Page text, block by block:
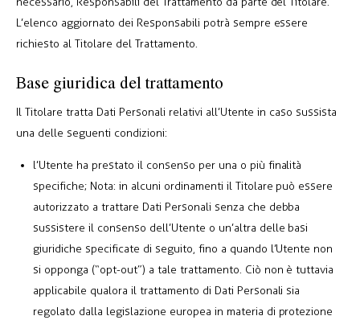
L’elenco aggiornato dei Responsabili potrà sempre essere
richiesto al Titolare del Trattamento.
Base giuridica del trattamento
Il Titolare tratta Dati Personali relativi all’Utente in caso sussista
una delle seguenti condizioni:
l’Utente ha prestato il consenso per una o più finalità
specifiche; Nota: in alcuni ordinamenti il Titolare può essere
autorizzato a trattare Dati Personali senza che debba
sussistere il consenso dell’Utente o un’altra delle basi
giuridiche specificate di seguito, fino a quando l’Utente non
si opponga (“opt-out”) a tale trattamento. Ciò non è tuttavia
applicabile qualora il trattamento di Dati Personali sia
regolato dalla legislazione europea in materia di protezione